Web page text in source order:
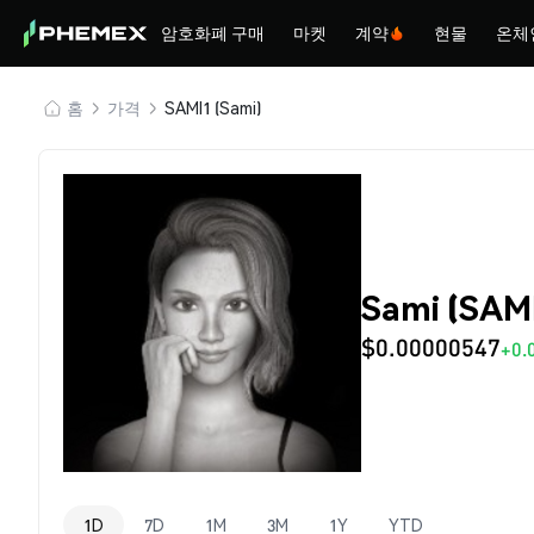
암호화폐 구매 마켓 계약 현물 온체
홈 가격 SAMI1 (Sami)
Sami
$0.00000547
1D 7D 1M 3M 1Y YTD